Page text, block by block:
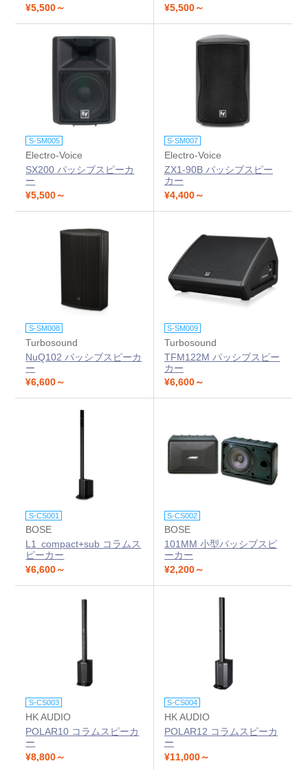
¥5,500～
¥5,500～
S-SM005
Electro-Voice
SX200 パッシブスピーカ
ー
¥5,500～
S-SM007
Electro-Voice
ZX1-90B パッシブスピー
カー
¥4,400～
S-SM008
Turbosound
NuQ102 パッシブスピーカ
ー
¥6,600～
S-SM009
Turbosound
TFM122M パッシブスピー
カー
¥6,600～
S-CS001
BOSE
L1 compact+sub コラムス
ピーカー
¥6,600～
S-CS002
BOSE
101MM 小型パッシブスピ
ーカー
¥2,200～
S-CS003
HK AUDIO
POLAR10 コラムスピーカ
ー
¥8,800～
S-CS004
HK AUDIO
POLAR12 コラムスピーカ
ー
¥11,000～